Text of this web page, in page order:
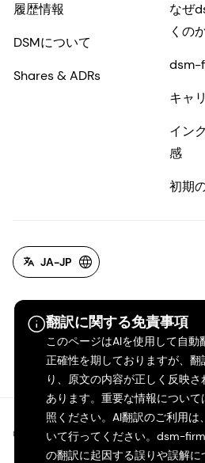
翻訳に関する免責事項
このページはAIを使用して自動
正確性を期しておりますが、翻
り、原文の内容が正しく反映
あります。重要な情報について
照ください。AI翻訳のご利用は
いて行ってください。dsm-
の翻訳に起因する誤りや誤解
履歴情報
DSMについて
Shares & ADRs
なぜ
くの
dsm-
キャ
イン
感
初期
JA-JP
©2026 dsm-firmenich。無断転載